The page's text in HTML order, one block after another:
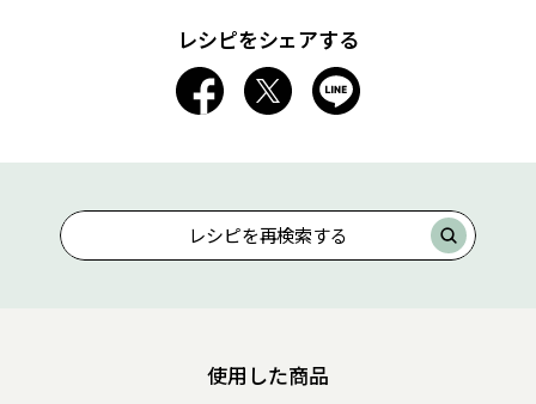
レシピをシェアする
レシピを再検索する
使用した商品